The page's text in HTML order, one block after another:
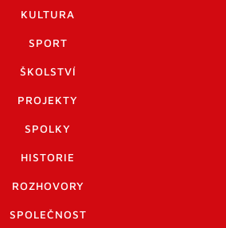
KULTURA
SPORT
ŠKOLSTVÍ
PROJEKTY
SPOLKY
HISTORIE
ROZHOVORY
SPOLEČNOST